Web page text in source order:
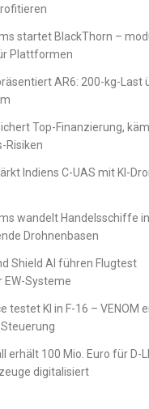
startet BlackThorn –
Plattformen
AR6: 200-kg-Last
Top-Finanzierung,
Risiken
Indiens C-UAS mit KI-
wandelt Handelsschiffe in
Drohnenbasen
Shield AI führen Flugtest
EW-Systeme
testet KI in F-16 – VENOM
erhält 100 Mio. Euro für D-
digitalisiert